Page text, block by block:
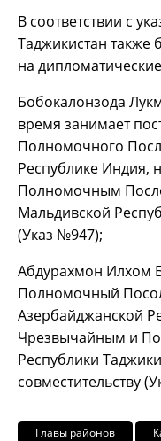
В соответствии с
Таджикистан также
на
Бобокалонзода
время занимает
Полномочного
Республике Индия,
Полномочным
Мальдивской
(Указ №947);
Абдурахмон Илхом
Полномочный
Азербайджанской
Чрезвычайным и
Республики
совместительству
Главы районов